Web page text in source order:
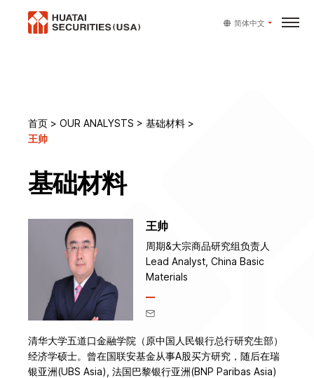
简体中文
首页 > OUR ANALYSTS > 基础材料 >
王帅
基础材料
王帅
周期&大宗商品研究组负责人
Lead Analyst, China Basic
Materials
清华大学五道口金融学院（原中国人民银行总行研究生部）
经济学硕士。曾在国联安基金从事A股买方研究，随后在瑞
银亚洲(UBS Asia), 法国巴黎银行亚洲(BNP Paribas Asia)